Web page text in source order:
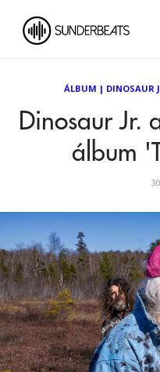
ÁLBUM | DINOSAUR
Dinosaur Jr.
álbum